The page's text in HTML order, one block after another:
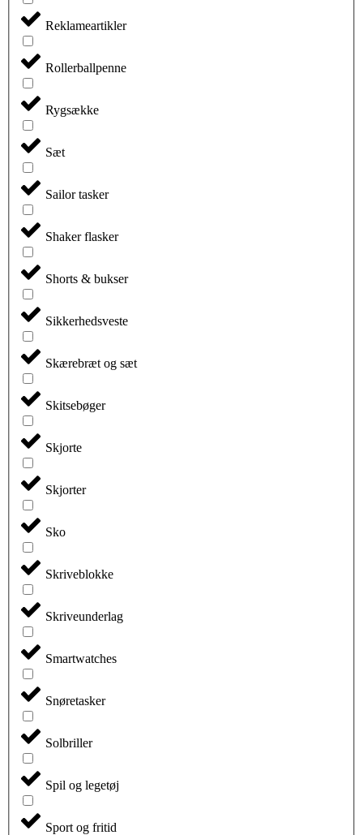
Reklameartikler
Rollerballpenne
Rygsække
Sæt
Sailor tasker
Shaker flasker
Shorts & bukser
Sikkerhedsveste
Skærebræt og sæt
Skitsebøger
Skjorte
Skjorter
Sko
Skriveblokke
Skriveunderlag
Smartwatches
Snøretasker
Solbriller
Spil og legetøj
Sport og fritid